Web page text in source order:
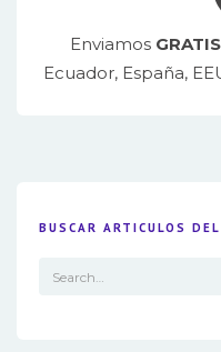
Enviamos GRATIS
Ecuador, España,
BUSCAR ARTICULOS